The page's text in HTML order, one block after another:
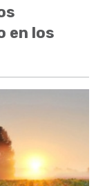
en los